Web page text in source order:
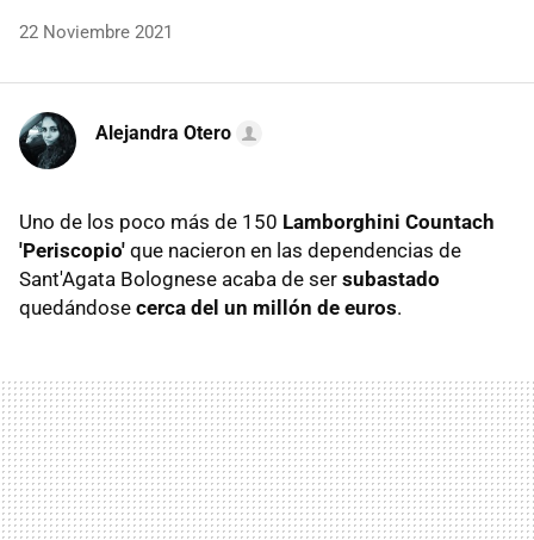
22 Noviembre 2021
Alejandra Otero
Uno de los poco más de 150 Lamborghini Countach
'Periscopio' que nacieron en las dependencias de
Sant'Agata Bolognese acaba de ser subastado
quedándose cerca del un millón de euros.